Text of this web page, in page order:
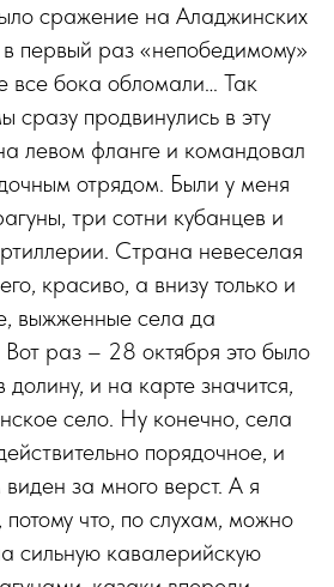
сражение на Аладжинских
в первый раз «непобедимому»
все бока обломали… Так
сразу продвинулись в эту
левом фланге и командовал
отрядом. Были у меня
три сотни кубанцев и
Страна невеселая
красиво, а внизу только и
выжженные села да
Вот раз – 28 октября это было
и на карте значится,
село. Ну конечно, села
порядочное, и
за много верст. А я
потому что, по слухам, можно
сильную кавалерийскую